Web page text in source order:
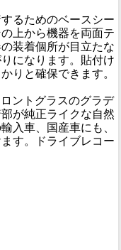
るためのベースシー
上から機器を両面テ
装着個所が目立たな
になります。貼付け
りと確保できます。
ントグラスのグラデ
が純正ライクな自然
入車、国産車にも、
す。ドライブレコー